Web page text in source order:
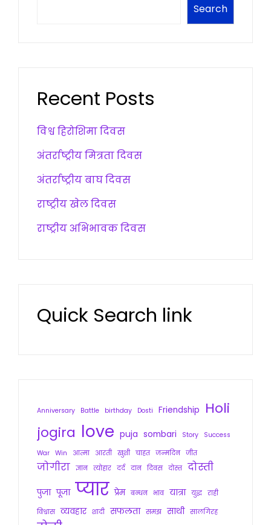
Search
Recent Posts
विश्व हिरोशिमा दिवस
अंतर्राष्ट्रीय मित्रता दिवस
अंतर्राष्ट्रीय बाघ दिवस
राष्ट्रीय खेल दिवस
राष्ट्रीय अभिभावक दिवस
Quick Search link
Anniversary Battle birthday Dosti Friendship
Holi
jogira love puja sombari Story
Success
War Win आत्मा आरती खुशी चाहत जन्मदिन जीत
जोगीरा ज्ञान त्योहार दर्द दान दिवस दोस्त दोस्ती
पुजा पूजा प्यार प्रेम बन्धन भाव यात्रा युद्ध राही
विश्वास व्यवहार शादी सफलता समझ साथी सालगिरह